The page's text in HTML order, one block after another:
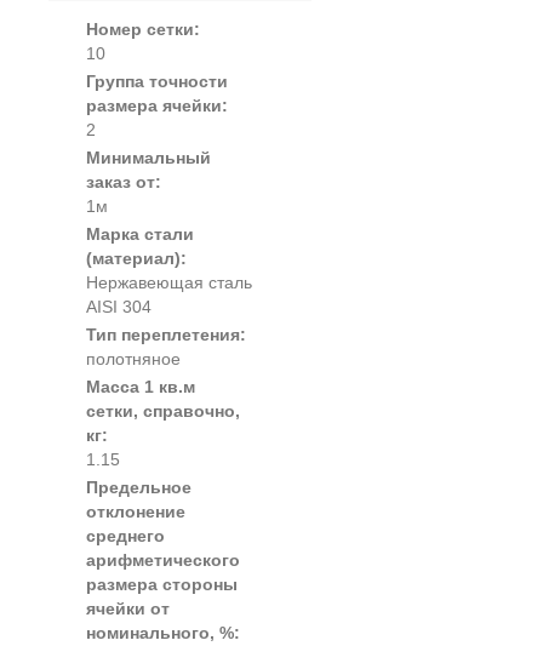
Номер сетки:
10
Группа точности
размера ячейки:
2
Минимальный
заказ от:
1м
Марка стали
(материал):
Нержавеющая сталь
AISI 304
Тип переплетения:
полотняное
Масса 1 кв.м
сетки, справочно,
кг:
1.15
Предельное
отклонение
среднего
арифметического
размера стороны
ячейки от
номинального, %: